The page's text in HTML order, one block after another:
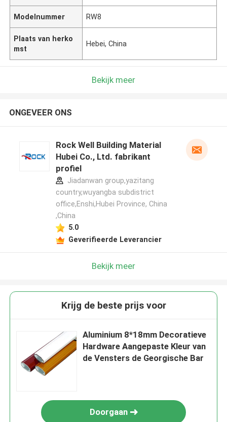
Modelnummer RW8
Plaats van herko
mst
Hebei, China
Bekijk meer
ONGEVEER ONS
Rock Well Building Material
Hubei Co., Ltd. fabrikant
profiel
Jiadanwan group,yazitang
country,wuyangba subdistrict
office,Enshi,Hubei Province, China
,China
5.0
Geverifieerde Leverancier
Bekijk meer
Krijg de beste prijs voor
Aluminium 8*18mm Decoratieve
Hardware Aangepaste Kleur van
de Vensters de Georgische Bar
Doorgaan